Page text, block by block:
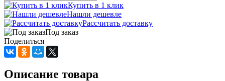
Купить в 1 клик
Нашли дешевле
Рассчитать доставку
Под заказ
Поделиться
Описание товара